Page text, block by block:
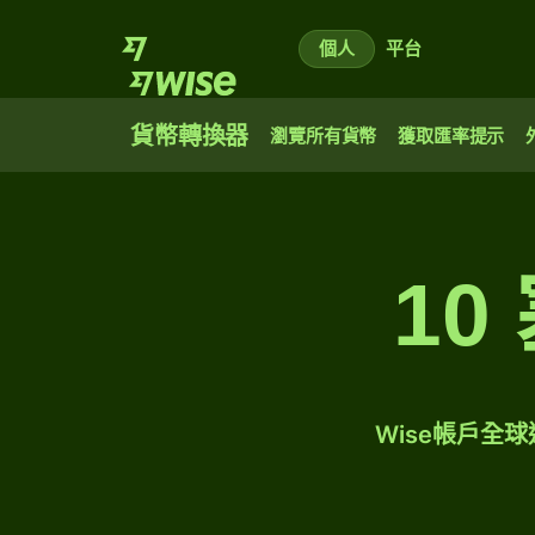
個人 平台
貨幣轉換器 瀏覽所有貨幣 獲取匯率提示
10
Wise帳戶全球